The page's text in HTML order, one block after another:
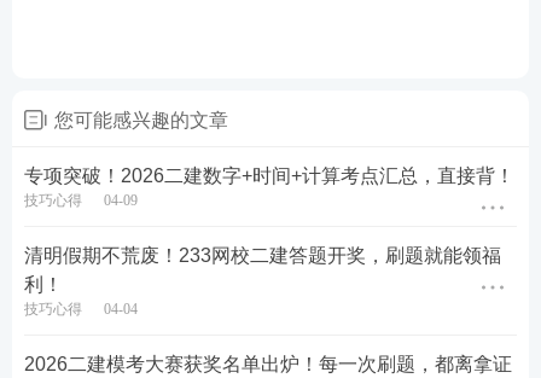
您可能感兴趣的文章
专项突破！2026二建数字+时间+计算考点汇总，直接背！
技巧心得 04-09
清明假期不荒废！233网校二建答题开奖，刷题就能领福
利！
技巧心得 04-04
2026二建模考大赛获奖名单出炉！每一次刷题，都离拿证